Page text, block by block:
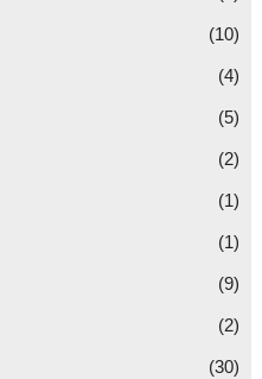
(10)
(4)
(5)
(2)
(1)
(1)
(9)
(2)
(30)